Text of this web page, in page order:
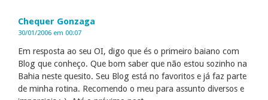
Chequer Gonzaga
30/01/2006 em 00:07
Em resposta ao seu OI, digo que és o primeiro baiano com
Blog que conheço. Que bom saber que não estou sozinho na
Bahia neste quesito. Seu Blog está no favoritos e já faz parte
de minha rotina. Recomendo o meu para assunto diversos e